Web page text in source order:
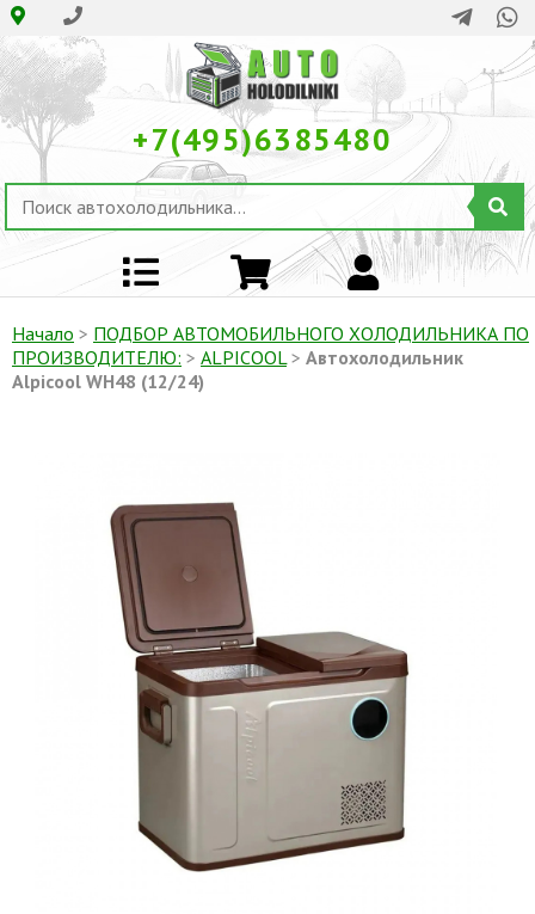
+7(495)6385480
Начало > ПОДБОР АВТОМОБИЛЬНОГО ХОЛОДИЛЬНИКА ПO
ПРОИЗВОДИТЕЛЮ: > ALPICOOL> Автохолодильник
Alpicool WH48 (12/24)